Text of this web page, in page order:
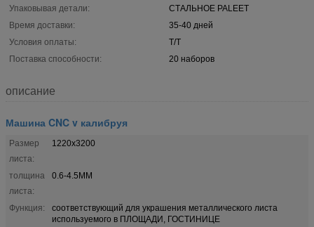
Упаковывая детали:
СТАЛЬНОЕ PALEET
Время доставки:
35-40 дней
Условия оплаты:
T/T
Поставка способности:
20 наборов
описание
Машина CNC v калибруя
Размер
листа:
1220x3200
толщина
листа:
0.6-4.5MM
Функция:
соответствующий для украшения металлического листа
используемого в ПЛОЩАДИ, ГОСТИНИЦЕ